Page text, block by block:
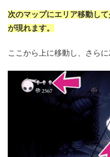
次のマップにエリア移動し
が現れます。
ここから上に移動し、さら